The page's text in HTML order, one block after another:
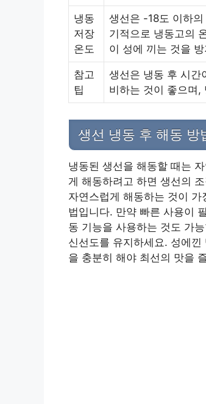
냉동
저장
온도
생선은 -18도 이하
기적으로 냉동고의
이 성에 끼는 것을
참고
팁
생선은 냉동 후 시간
비하는 것이 좋으며,
생선 냉동 후 해동 방
냉동된 생선을 해동할 때는
게 해동하려고 하면 생선의
자연스럽게 해동하는 것이
법입니다. 만약 빠른 사용이
동 기능을 사용하는 것도 가
신선도를 유지하세요. 성에
을 충분히 해야 최선의 맛을